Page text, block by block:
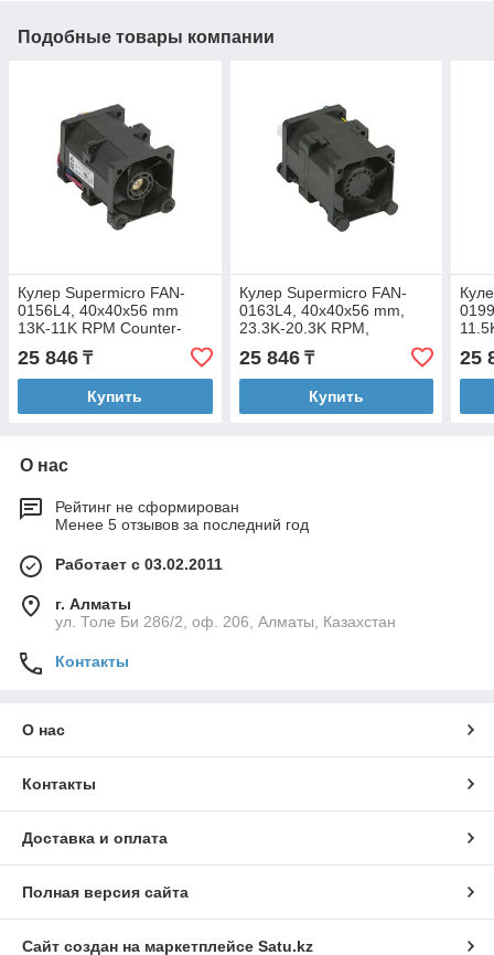
Подобные товары компании
Кулер Supermicro FAN-
0156L4, 40x40x56 mm
13K-11K RPM Counter-
rotating Fan,RoHS/REACH
25 846 ₸
Купить
Кулер Supermicro FAN-
0163L4, 40x40x56 mm,
23.3K-20.3K RPM,
RoHS/REA
25 846₸
Купить
25
О нас
Рейтинг не сформирован
Менее 5 отзывов за последний год
Работает с 03.02.2011
г. Алматы
ул. Толе Би 286/2, оф. 206, Алматы, Казахстан
Контакты
О нас
Контакты
Доставка и оплата
Полная версия сайта
Сайт создан на маркетплейсе Satu.kz